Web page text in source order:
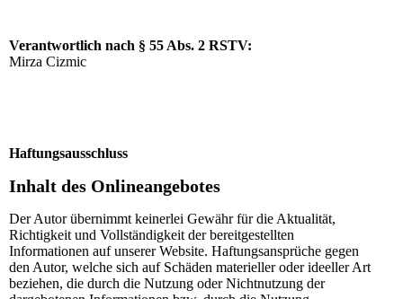
Verantwortlich nach § 55 Abs. 2 RSTV:
Mirza Cizmic
Haftungsausschluss
Inhalt des Onlineangebotes
Der Autor übernimmt keinerlei Gewähr für die Aktualität,
Richtigkeit und Vollständigkeit der bereitgestellten
Informationen auf unserer Website. Haftungsansprüche gegen
den Autor, welche sich auf Schäden materieller oder ideeller Art
beziehen, die durch die Nutzung oder Nichtnutzung der